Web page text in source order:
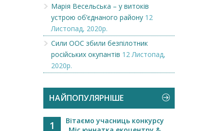
Марія Весельська – у витоків
устрою об’єднаного району 12
Листопад, 2020р.
Сили ООС збили безпілотник
російських окупантів 12 Листопад,
2020р.
НАЙПОПУЛЯРНІШЕ
1
Вітаємо учасниць конкурсу